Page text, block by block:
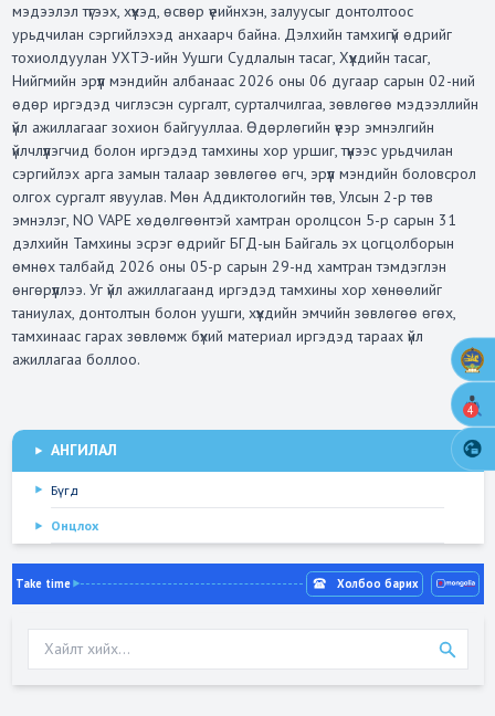
мэдээлэл түгээх, хүүхэд, өсвөр үеийнхэн, залуусыг донтолтоос
урьдчилан сэргийлэхэд анхаарч байна. Дэлхийн тамхигүй өдрийг
тохиолдуулан УХТЭ-ийн Уушги Судлалын тасаг, Хүүхдийн тасаг,
Нийгмийн эрүүл мэндийн албанаас 2026 оны 06 дугаар сарын 02-ний
өдөр иргэдэд чиглэсэн сургалт, сурталчилгаа, зөвлөгөө мэдээллийн
үйл ажиллагааг зохион байгууллаа. Өдөрлөгийн үеэр эмнэлгийн
үйлчлүүлэгчид болон иргэдэд тамхины хор уршиг, түүнээс урьдчилан
сэргийлэх арга замын талаар зөвлөгөө өгч, эрүүл мэндийн боловсрол
олгох сургалт явуулав. Мөн Аддиктологийн төв, Улсын 2-р төв
эмнэлэг, NO VAPE хөдөлгөөнтэй хамтран оролцсон 5-р сарын 31
дэлхийн Тамхины эсрэг өдрийг БГД-ын Байгаль эх цогцолборын
өмнөх талбайд 2026 оны 05-р сарын 29-нд хамтран тэмдэглэн
өнгөрүүллээ. Уг үйл ажиллагаанд иргэдэд тамхины хор хөнөөлийг
таниулах, донтолтын болон уушги, хүүхдийн эмчийн зөвлөгөө өгөх,
тамхинаас гарах зөвлөмж бүхий материал иргэдэд тараах үйл
ажиллагаа боллоо.
АНГИЛАЛ
Бүгд
Онцлох
Take time Холбоо барих
4